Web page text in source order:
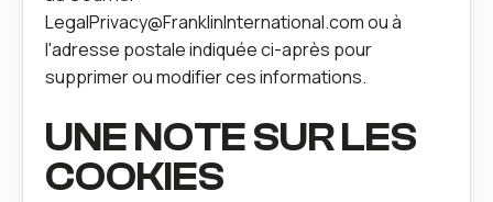
LegalPrivacy@FranklinInternational.comou à
l'adresse postale indiquée ci‑après pour
supprimer ou modifier ces informations.
UNE NOTE SUR LES
COOKIES